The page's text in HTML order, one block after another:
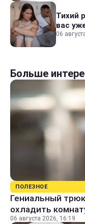
Тихий
вас
06
Больше
ПОЛЕЗНОЕ
Гениальный
охладить
06 августа 2026, 16:19